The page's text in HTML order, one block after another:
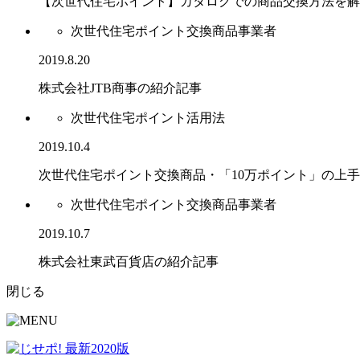
次世代住宅ポイント交換商品事業者
2019.8.20
株式会社JTB商事の紹介記事
次世代住宅ポイント活用法
2019.10.4
次世代住宅ポイント交換商品・「10万ポイント」の上
次世代住宅ポイント交換商品事業者
2019.10.7
株式会社東武百貨店の紹介記事
閉じる